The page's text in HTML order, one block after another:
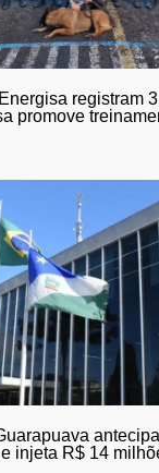
registram
promove
injeta R$ 14